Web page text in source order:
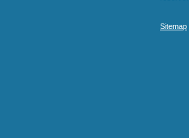
Sitemap